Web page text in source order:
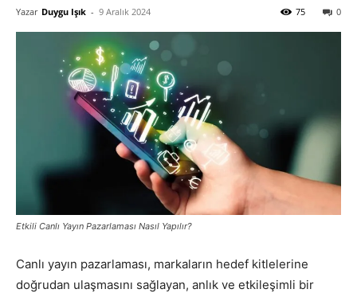
ve
Pazarlaması
–
Yazar Duygu Işık - 9 Aralık 2024 0
75
Etkili Canlı Yayın Pazarlaması Nasıl Yapılır?
Canlı yayın pazarlaması, markaların hedef kitlelerine
doğrudan ulaşmasını sağlayan, anlık ve etkileşimli bir